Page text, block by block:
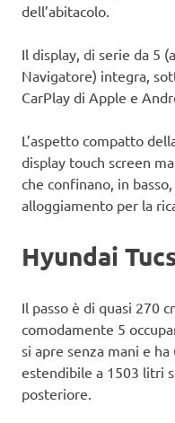
dell’abitacolo.
Il display, di serie da 5
Navigatore) integra,
CarPlay di Apple e
L’aspetto compatto
display touch screen
che confinano, in
alloggiamento per la
Hyundai
Il passo è di quasi 270
comodamente 5
si apre senza mani e
estendibile a 1503 litri
posteriore.